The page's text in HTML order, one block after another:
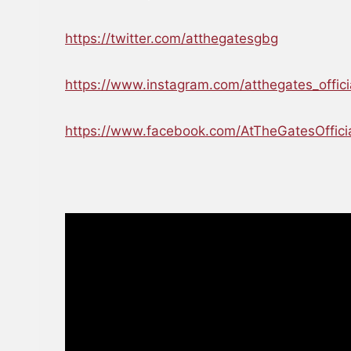
https://twitter.com/atthegatesgbg
https://www.instagram.com/
https://www.facebook.com/